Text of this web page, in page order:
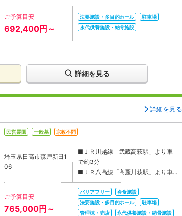
ご予算目安
692,400円～
法要施設・多目的ホール
駐車場
永代供養施設・納骨施設
詳細を見る
詳細を見る
民営霊園 一般墓 宗教不問
埼玉県日高市森戸新田1
06
■ＪＲ川越線「武蔵高萩駅」より車
で約3分
■ＪＲ八高線「高麗川萩駅」より車...
ご予算目安
765,000円～
バリアフリー
会食施設
法要施設・多目的ホール
駐車場
管理棟・売店
永代供養施設・納骨施設